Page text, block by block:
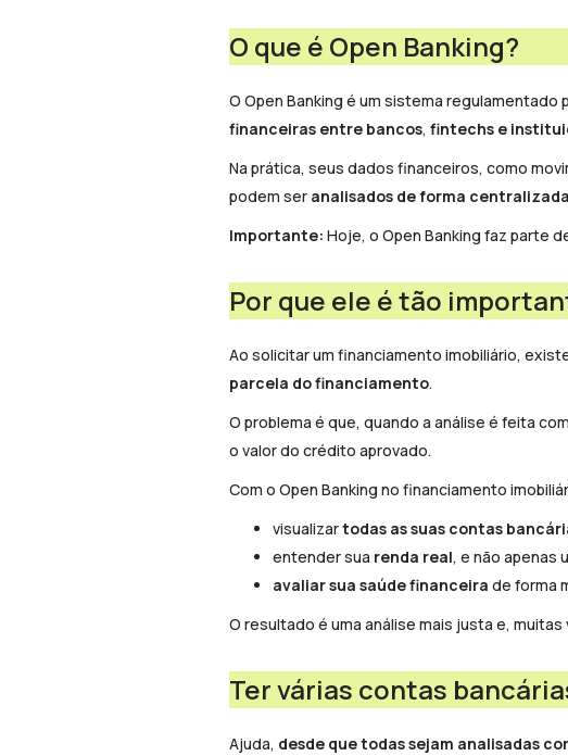
O que é Open Banking?
O Open Banking é um sistema
financeiras entre bancos, fintechs e
Na prática, seus dados financeiros, como
podem ser analisados de forma centralizada
Importante: Hoje, o Open Banking faz parte
Por que ele é tão
Ao solicitar um financiamento imobiliário,
parcela do financiamento.
O problema é que, quando a análise é feita
o valor do crédito aprovado.
Com o Open Banking no financiamento
visualizartodas as suas contas
entender sua renda real, e não apenas
avaliar sua saúde financeira de forma
O resultado é uma análise mais justa e, muitas
Ter várias contas
Ajuda, desde que todas sejam analisadas